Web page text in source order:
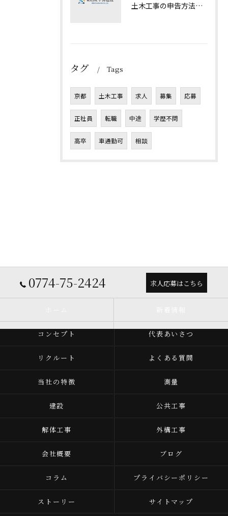
土木工事の申告方法を徹底解説し経費計上や税務調査リスクを抑える実践ガイド
タグ Tags
京都 土木工事 求人 募集 応募
正社員 転職 中途 学歴不問
高卒 車通勤可 相談
0774-75-2424 求人応募はこちら
コンセプト 代表あいさつ
リクルート よくある質問
当社の特徴 測量
建設 公共工事
解体工事 外構工事
会社概要 ブログ
コラム プライバシーポリシー
ストーリー サイトマップ